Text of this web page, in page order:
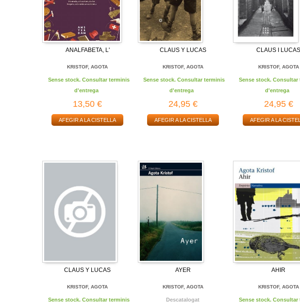
ANALFABETA, L'
KRISTOF, AGOTA
Sense stock. Consultar terminis
d'entrega
13,50 €
AFEGIR A LA CISTELLA
CLAUS Y LUCAS
KRISTOF, AGOTA
Sense stock. Consultar terminis
d'entrega
24,95 €
AFEGIR A LA CISTELLA
CLAUS I LUCAS
KRISTOF, AGOTA
Sense stock. Consultar
d'entrega
24,95 €
AFEGIR A LA
CLAUS Y LUCAS
KRISTOF, AGOTA
Sense stock. Consultar terminis
AYER
KRISTOF, AGOTA
Descatalogat
AHIR
KRISTOF, AGOTA
Sense stock. Consultar